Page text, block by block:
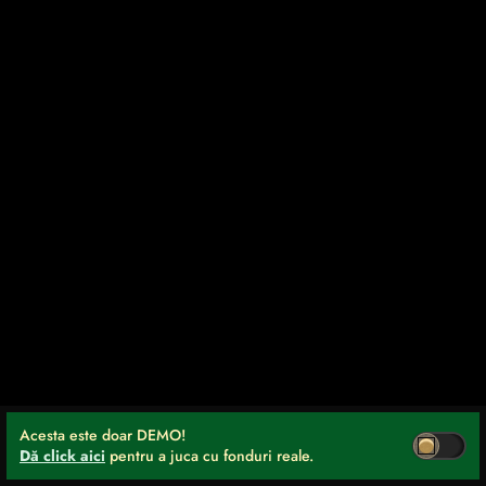
Acesta este doar DEMO!
Dă click aici pentru a juca cu fonduri reale.